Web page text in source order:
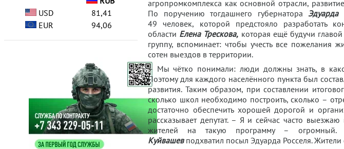
USD
81,41
EUR
94,06
агропромкомплекса как основной отрасли,
По поручению тогдашнего губернатора Эдуарда
49 человек, которой предстояло разработать
области Елена Трескова, которая ещё будучи
группу, вспоминает: чтобы учесть все пожелания
сотен выездов в территории.
– Мы чётко понимали: люди должны знать, в
Поэтому для каждого населённого пункта был
развития. Таким образом, при составлении
сколько школ необходимо построить, сколько –
достаточно обеспечить хорошей дорогой и
рассказывает депутат. – Я и сейчас часто
жителей на такую программу –
Куйвашев подхватил посыл Эдуарда Росселя.